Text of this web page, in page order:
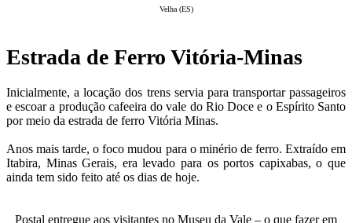
Velha (ES)
Estrada de Ferro Vitória-Minas
Inicialmente, a locação dos trens servia para transportar passageiros
e escoar a produção cafeeira do vale do Rio Doce e o Espírito Santo
por meio da estrada de ferro Vitória Minas.
Anos mais tarde, o foco mudou para o minério de ferro. Extraído em
Itabira, Minas Gerais, era levado para os portos capixabas, o que
ainda tem sido feito até os dias de hoje.
Postal entregue aos visitantes no Museu da Vale – o que fazer em